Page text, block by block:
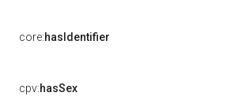
core:hasIdentifier
cpv:hasSex